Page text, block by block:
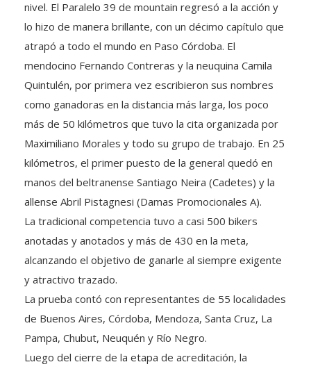
nivel. El Paralelo 39 de mountain regresó a la acción y
lo hizo de manera brillante, con un décimo capítulo que
atrapó a todo el mundo en Paso Córdoba. El
mendocino Fernando Contreras y la neuquina Camila
Quintulén, por primera vez escribieron sus nombres
como ganadoras en la distancia más larga, los poco
más de 50 kilómetros que tuvo la cita organizada por
Maximiliano Morales y todo su grupo de trabajo. En 25
kilómetros, el primer puesto de la general quedó en
manos del beltranense Santiago Neira (Cadetes) y la
allense Abril Pistagnesi (Damas Promocionales A).
La tradicional competencia tuvo a casi 500 bikers
anotadas y anotados y más de 430 en la meta,
alcanzando el objetivo de ganarle al siempre exigente
y atractivo trazado.
La prueba contó con representantes de 55 localidades
de Buenos Aires, Córdoba, Mendoza, Santa Cruz, La
Pampa, Chubut, Neuquén y Río Negro.
Luego del cierre de la etapa de acreditación, la